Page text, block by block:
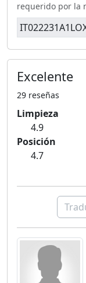
requerido por la
Excelente
29 reseñas
Limpieza
4.9
Posición
4.7